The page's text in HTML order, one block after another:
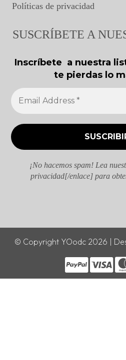
Políticas de privacidad
SUSCRÍBETE A
Inscríbete a nuestra
te pierdas lo
¡No hacemos spam! Lea
privacidad[/enlace] para
© Copyright YOodc 2026 |